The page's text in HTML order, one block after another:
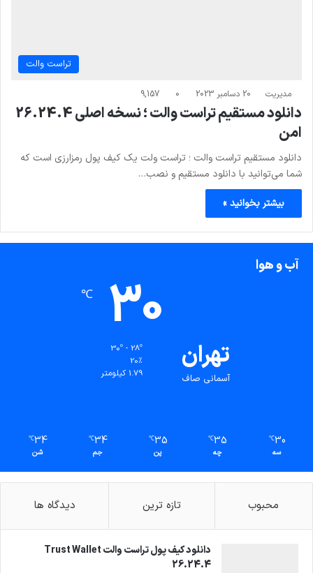
تراست والت
مدیریت 20 دسامبر 2023 0
9,157
دانلود مستقیم تراست والت ؛ نسخه اصلی 26.24.4
امن
دانلود مستقیم تراست والت ؛ تراست ولت یک کیف پول رمزارزی است که
شما می‌توانید با دانلود مستقیم و نصب…
بیشتر بخوانید »
آب و هوا
تهران
آسمانی صاف
30
℃
20%
1.79 کیلومتر
30
℃
سه
35
℃
چه
35
℃
پن
34
℃
جم
34
℃
شن
محبوب تازه ترین دیدگاه ها
دانلود کیف پول تراست والت Trust Wallet
26.24.4